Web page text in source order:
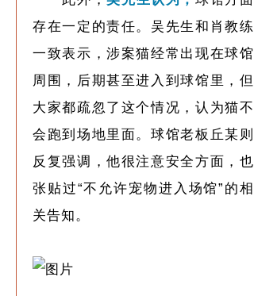
存在一定的责任。吴先生和肖教练
一致表示，涉案猫经常出现在球馆
周围，后期甚至进入到球馆里，但
大家都疏忽了这个情况，认为猫不
会跑到场地里面。球馆老板丘某则
反复强调，他很注意安全方面，也
张贴过“不允许宠物进入场馆”的相
关告知。